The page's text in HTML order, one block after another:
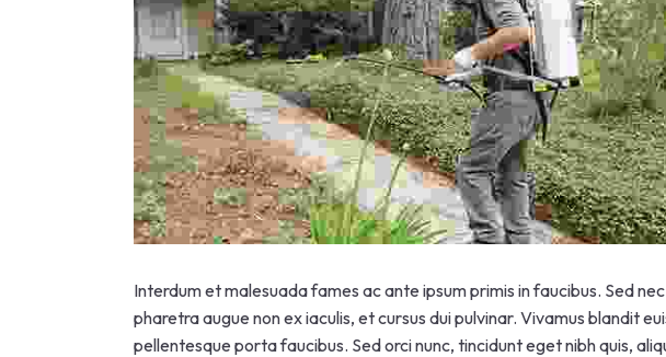
Interdum et malesuada fames ac ante ipsum primis in faucibus. Sed
pharetra augue non ex iaculis, et cursus dui pulvinar. Vivamus blandit
pellentesque porta faucibus. Sed orci nunc, tincidunt eget nibh quis,